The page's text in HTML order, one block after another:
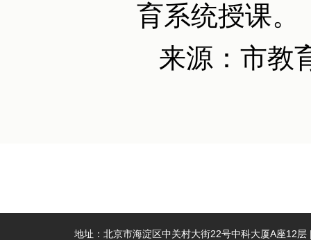
育系统授课。
来源：市教
地址：北京市海淀区中关村大街22号中科大厦A座12层